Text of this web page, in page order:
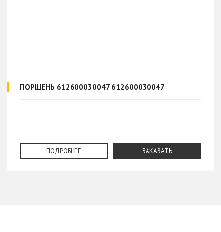
ПОРШЕНЬ 612600030047 612600030047
ПОДРОБНЕЕ ЗАКАЗАТЬ